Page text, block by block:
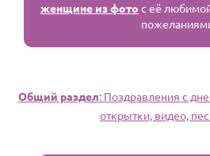
женщине из фото с её
Общий раздел: Поздравления с
открытки, видео,